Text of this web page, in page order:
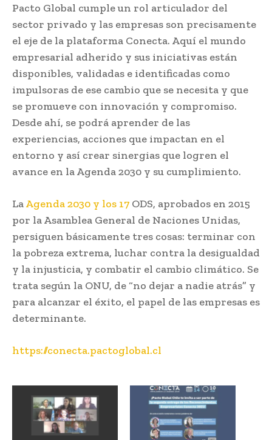
Pacto Global cumple un rol articulador del
sector privado y las empresas son precisamente
el eje de la plataforma Conecta. Aquí el mundo
empresarial adherido y sus iniciativas están
disponibles, validadas e identificadas como
impulsoras de ese cambio que se necesita y que
se promueve con innovación y compromiso.
Desde ahí, se podrá aprender de las
experiencias, acciones que impactan en el
entorno y así crear sinergias que logren el
avance en la Agenda 2030 y su cumplimiento.
LaAgenda 2030 y los 17 ODS, aprobados en 2015
por la Asamblea General de Naciones Unidas,
persiguen básicamente tres cosas: terminar con
la pobreza extrema, luchar contra la desigualdad
y la injusticia, y combatir el cambio climático. Se
trata según la ONU, de “no dejar a nadie atrás” y
para alcanzar el éxito, el papel de las empresas es
determinante.
https://conecta.pactoglobal.cl